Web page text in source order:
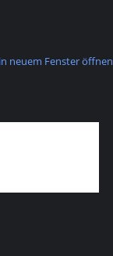
neuem Fenster öffnen